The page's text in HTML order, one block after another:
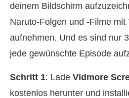
deinem Bildschirm
Naruto-Folgen und -Filme mit
aufnehmen. Und es sind nur
jede gewünschte Episode
Schritt 1: Lade Vidmore
kostenlos herunter und